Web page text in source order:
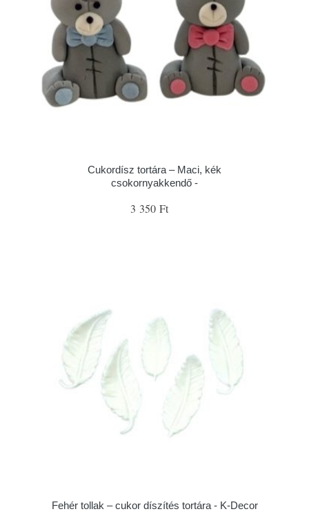
Cukordísz tortára – Maci, kék
csokornyakkendő -
3 350 Ft
Fehér tollak – cukor díszítés tortára - K-Decor